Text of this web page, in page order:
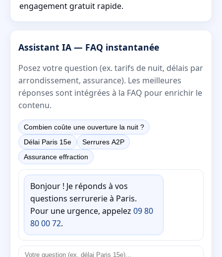
engagement gratuit rapide.
Assistant IA — FAQ instantanée
Posez votre question (ex. tarifs de nuit, délais par
arrondissement, assurance). Les meilleures
réponses sont intégrées à la FAQ pour enrichir le
contenu.
Combien coûte une ouverture la nuit ?
Délai Paris 15e
Serrures A2P
Assurance effraction
Bonjour ! Je réponds à vos
questions serrurerie à Paris.
Pour une urgence, appelez 09 80
80 00 72.